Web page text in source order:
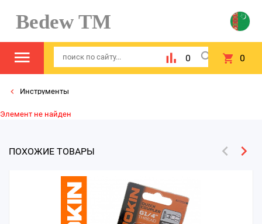
Bedew TM
0 0
Инструменты
Элемент не найден
ПОХОЖИЕ ТОВАРЫ